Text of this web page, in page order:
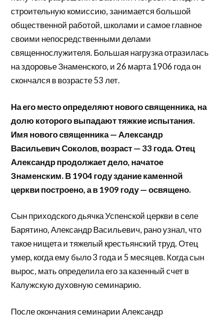
строительную комиссию, занимается большой
общественной работой, школами и самое главное
своими непосредственными делами
священнослужителя. Большая нагрузка отразилась
на здоровье Знаменского, и 26 марта 1906 года он
скончался в возрасте 53 лет.
На его место определяют нового священника, на
долю которого выпадают тяжкие испытания.
Имя нового священника — Александр
Васильевич Соколов, возраст — 33 года. Отец
Александр продолжает дело, начатое
Знаменским. В 1904 году здание каменной
церкви построено, а в 1909 году — освящено.
Сын приходского дьячка Успенской церкви в селе
Барятино, Александр Васильевич, рано узнал, что
такое нищета и тяжелый крестьянский труд. Отец
умер, когда ему было 3 года и 5 месяцев. Когда сын
вырос, мать определила его за казенный счет в
Калужскую духовную семинарию.
После окончания семинарии Александр